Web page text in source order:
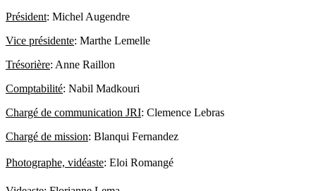
Président: Michel Augendre
Vice présidente: Marthe Lemelle
Trésorière: Anne Raillon
Comptabilité: Nabil Madkouri
Chargé de communication JRI: Clemence Lebras
Chargé de mission: Blanqui Fernandez
Photographe, vidéaste: Eloi Romangé